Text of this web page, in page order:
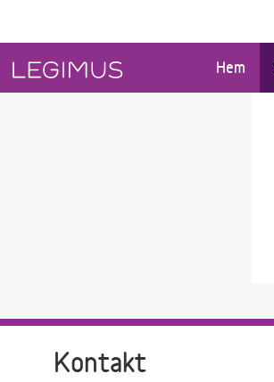
Hem
Kontakt